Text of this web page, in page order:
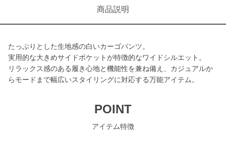
商品説明
たっぷりとした生地感の白いカーゴパンツ。
実用的な大きめサイドポケットが特徴的なワイドシルエット。
リラックス感のある履き心地と機能性を兼ね備え、カジュアルか
らモードまで幅広いスタイリングに対応する万能アイテム。
POINT
アイテム特徴